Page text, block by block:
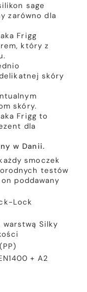
sage
zarówno dla
Frigg
który z
skóry
skóry.
Frigg to
dla
w Danii.
smoczek
testów
poddawany
Lock
Silky
+ A2